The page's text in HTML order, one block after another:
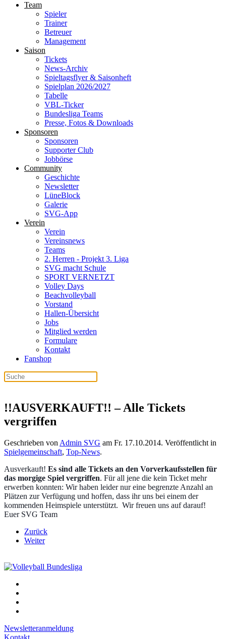
Team
Spieler
Trainer
Betreuer
Management
Saison
Tickets
News-Archiv
Spieltagsflyer & Saisonheft
Spielplan 2026/2027
Tabelle
VBL-Ticker
Bundesliga Teams
Presse, Fotos & Downloads
Sponsoren
Sponsoren
Supporter Club
Jobbörse
Community
Geschichte
Newsletter
LüneBlock
Galerie
SVG-App
Verein
Verein
Vereinsnews
Teams
2. Herren - Projekt 3. Liga
SVG macht Schule
SPORT VERNETZT
Volley Days
Beachvolleyball
Vorstand
Hallen-Übersicht
Jobs
Mitglied werden
Formulare
Kontakt
Fanshop
!!AUSVERKAUFT!! – Alle Tickets
vergriffen
Geschrieben von Admin SVG am Fr. 17.10.2014. Veröffentlicht in
Spielgemeinschaft, Top-News.
Ausverkauft! Es sind alle Tickets an den Vorverkaufsstellen für
das morgige Spiel vergriffen. Für all jene die kein Ticket mehr
erwerben konnten: Wir haben leider nur eine begrenzte Anzahl an
Plätzen zur Verfügung und hoffen, dass ihr uns bei einem der
kommenden Heimspiele unterstützt. Wir freuen uns auf darauf!
Euer SVG Team
Zurück
Weiter
Newsletteranmeldung
Kontakt